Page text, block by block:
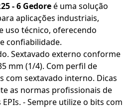
- 6 Gedoreé uma solução
aplicações industriais,
uso técnico, oferecendo
confiabilidade.
Sextavado externo conforme
mm (1/4). Com perfil de
com sextavado interno. Dicas
as normas profissionais de
- Sempre utilize o bits com